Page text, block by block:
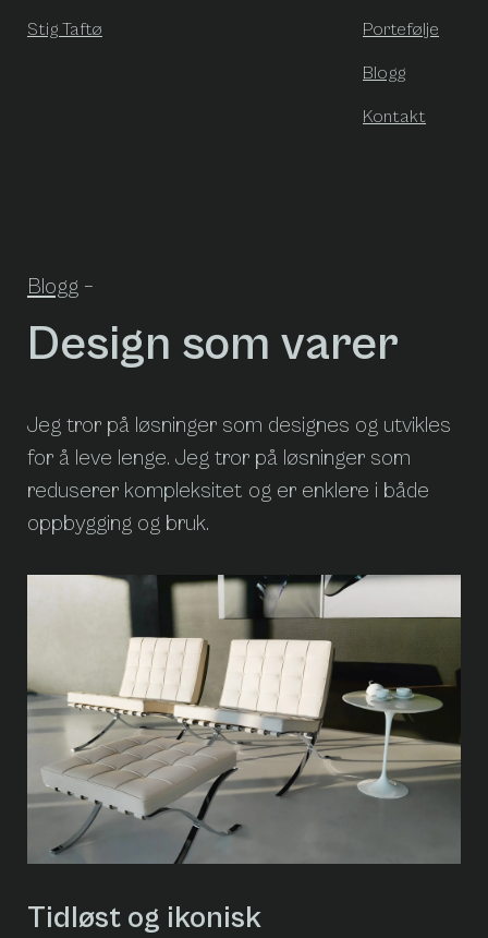
Stig Taftø Portefølje
Blogg
Kontakt
Blogg–
Design som varer
Jeg tror på løsninger som designes og utvikles
for å leve lenge. Jeg tror på løsninger som
reduserer kompleksitet og er enklere i både
oppbygging og bruk.
Tidløst og ikonisk